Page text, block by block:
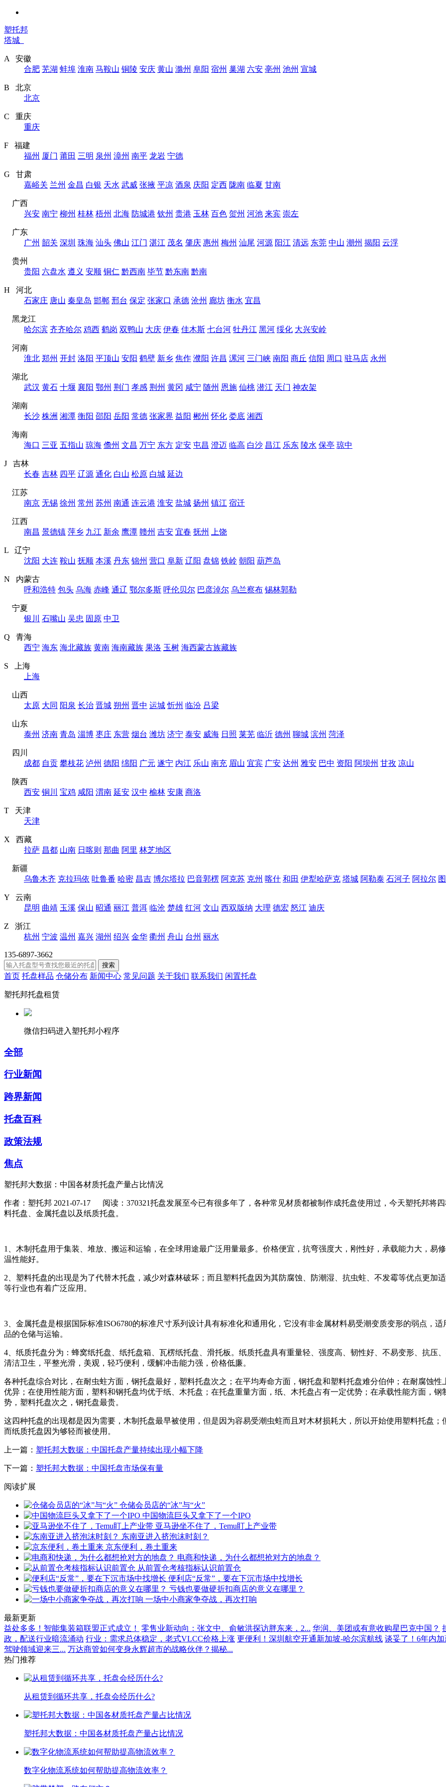
塑托邦
塔城
A 安徽
合肥 芜湖 蚌埠 淮南 马鞍山 铜陵 安庆 黄山 滁州 阜阳 宿州 巢湖 六安 亳州 池州 宣城
B 北京
北京
C 重庆
重庆
F 福建
福州 厦门 莆田 三明 泉州 漳州 南平 龙岩 宁德
G 甘肃
嘉峪关 兰州 金昌 白银 天水 武威 张掖 平凉 酒泉 庆阳 定西 陇南 临夏 甘南
广西
兴安 南宁 柳州 桂林 梧州 北海 防城港 钦州 贵港 玉林 百色 贺州 河池 来宾 崇左
广东
广州 韶关 深圳 珠海 汕头 佛山 江门 湛江 茂名 肇庆 惠州 梅州 汕尾 河源 阳江 清远 东莞 中山 潮州 揭阳 云浮
贵州
贵阳 六盘水 遵义 安顺 铜仁 黔西南 毕节 黔东南 黔南
H 河北
石家庄 唐山 秦皇岛 邯郸 邢台 保定 张家口 承德 沧州 廊坊 衡水 宜昌
黑龙江
哈尔滨 齐齐哈尔 鸡西 鹤岗 双鸭山 大庆 伊春 佳木斯 七台河 牡丹江 黑河 绥化 大兴安岭
河南
淮北 郑州 开封 洛阳 平顶山 安阳 鹤壁 新乡 焦作 濮阳 许昌 漯河 三门峡 南阳 商丘 信阳 周口 驻马店 永州
湖北
武汉 黄石 十堰 襄阳 鄂州 荆门 孝感 荆州 黄冈 咸宁 随州 恩施 仙桃 潜江 天门 神农架
湖南
长沙 株洲 湘潭 衡阳 邵阳 岳阳 常德 张家界 益阳 郴州 怀化 娄底 湘西
海南
海口 三亚 五指山 琼海 儋州 文昌 万宁 东方 定安 屯昌 澄迈 临高 白沙 昌江 乐东 陵水 保亭 琼中
J 吉林
长春 吉林 四平 辽源 通化 白山 松原 白城 延边
江苏
南京 无锡 徐州 常州 苏州 南通 连云港 淮安 盐城 扬州 镇江 宿迁
江西
南昌 景德镇 萍乡 九江 新余 鹰潭 赣州 吉安 宜春 抚州 上饶
L 辽宁
沈阳 大连 鞍山 抚顺 本溪 丹东 锦州 营口 阜新 辽阳 盘锦 铁岭 朝阳 葫芦岛
N 内蒙古
呼和浩特 包头 乌海 赤峰 通辽 鄂尔多斯 呼伦贝尔 巴彦淖尔 乌兰察布 锡林郭勒
宁夏
银川
石嘴山 吴忠 固原 中卫
Q 青海
西宁 海东 海北藏族 黄南 海南藏族 果洛 玉树 海西蒙古族藏族
S 上海
上海
山西
太原 大同 阳泉 长治 晋城 朔州 晋中 运城 忻州 临汾 吕梁
山东
泰州 济南 青岛 淄博 枣庄 东营 烟台 潍坊 济宁 泰安 威海 日照 莱芜 临沂 德州 聊城 滨州 菏泽
四川
成都 自贡 攀枝花 泸州 德阳 绵阳 广元 遂宁 内江 乐山 南充 眉山 宜宾 广安 达州 雅安 巴中 资阳 阿坝州 甘孜 凉山
陕西
西安 铜川 宝鸡 咸阳 渭南 延安 汉中 榆林 安康 商洛
T 天津
天津
X 西藏
拉萨 昌都 山南 日喀则 那曲 阿里 林芝地区
新疆
乌鲁木齐 克拉玛依 吐鲁番 哈密 昌吉 博尔塔拉 巴音郭楞 阿克苏 克州 喀什 和田 伊犁哈萨克 塔城 阿勒泰 石河子 阿拉尔
Y 云南
昆明 曲靖 玉溪 保山 昭通 丽江 普洱 临沧 楚雄 红河 文山 西双版纳 大理 德宏 怒江 迪庆
Z 浙江
杭州 宁波 温州 嘉兴 湖州 绍兴 金华 衢州 舟山 台州 丽水
135-6897-3662
搜索
首页 托盘样品 仓储分布 新闻中心 常见问题 关于我们 联系我们 闲置托盘
塑托邦托盘租赁
微信扫码进入塑托邦小程序
全部
行业新闻
跨界新闻
托盘百科
政策法规
焦点
塑托邦大数据：中国各材质托盘产量占比情况
作者：塑托邦 2021-07-17 阅读：370321托盘发展至今已有很多年了，各种常见材质都被制作成托盘使用过，今天塑托邦将
料托盘、金属托盘以及纸质托盘。
1、木制托盘用于集装、堆放、搬运和运输，在全球用途最广泛用量最多。价格便宜，抗弯强度大，刚性好，承载能力大，易
温性能好。
2、 塑料托盘的出现是为了代替木托盘，减少对森林破坏；而且塑料托盘因为其防腐蚀、防潮湿、抗虫蛀、不发霉等优点更加
等行业也有着广泛应用。
3、金属托盘是根据国际标准ISO6780的标准尺寸系列设计具有标准化和通用化，它没有非金属材料易受潮变质变形的弱点，
品的仓储与运输。
4、纸质托盘分为：蜂窝纸托盘、纸托盘箱、瓦楞纸托盘、滑托板。纸质托盘具有重量轻、强度高、韧性好、不易变形、抗压
清洁卫生，平整光滑，美观，轻巧便利，缓解冲击能力强，价格低廉。
各种托盘综合对比，在耐虫蛀方面，钢托盘最好，塑料托盘次之；在平均寿命方面，钢托盘和塑料托盘难分伯仲；在耐腐蚀
优异；在使用性能方面，塑料和钢托盘均优于纸、木托盘；在托盘重量方面，纸、木托盘占有一定优势；在承载性能方面，
势，塑料托盘次之，钢托盘最贵。
这四种托盘的出现都是因为需要，木制托盘最早被使用，但是因为容易受潮虫蛀而且对木材损耗大，所以开始使用塑料托盘
而纸质托盘因为够轻而被使用。
上一篇： 塑托邦大数据：中国托盘产量持续出现小幅下降
下一篇： 塑托邦大数据：中国托盘市场保有量
阅读扩展
仓储会员店的“冰”与“火”
中国物流巨头又拿下了一个IPO
亚马逊坐不住了，Temu盯上产业带
东南亚进入挤泡沫时刻？
京东便利，卷土重来
电商和快递，为什么都想抢对方的地盘？
从前置仓考核指标认识前置仓
便利店“反常”，要在下沉市场中找增长
亏钱也要做硬折扣商店的意义在哪里？
一场中小商家争夺战，再次打响
最新更新
益处多多！智能集装箱联盟正式成立！
零售业新动向：张文中、俞敏洪探访胖东来，2... 华润、美团或有意收购星巴克中国？
政，配送行业暗流涌动 行业：需求总体稳定，老式VLCC价格上涨 更便利！深圳航空开通新加坡-哈尔滨航线 谈妥了！6年内加
驾驶领域迎来三... 万达商管如何变身永辉超市的战略伙伴？揭秘...
热门推荐
从租赁到循环共享，托盘会经历什么?
塑托邦大数据：中国各材质托盘产量占比情况
数字化物流系统如何帮助提高物流效率？